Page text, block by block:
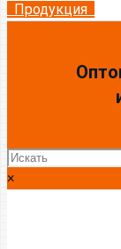
Продукция
×